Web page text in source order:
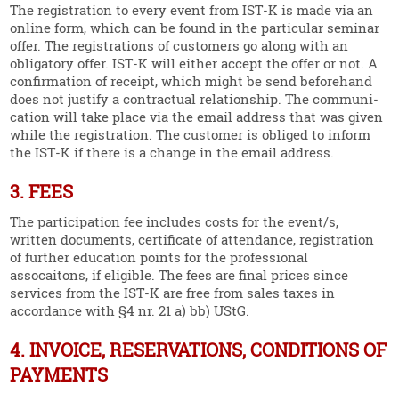
The regis­tration to every event from IST‑K is made via an
online form, which can be found in the parti­cular seminar
offer. The regis­tra­tions of customers go along with an
obligatory offer. IST‑K will either accept the offer or not. A
confir­mation of receipt, which might be send beforehand
does not justify a contractual relati­onship. The commu­ni­
cation will take place via the email address that was given
while the regis­tration. The customer is obliged to inform
the IST‑K if there is a change in the email address.
3. FEES
The parti­ci­pation fee includes costs for the event/s,
written documents, certi­ficate of atten­dance, regis­tration
of further education points for the profes­sional
assocaitons, if eligible. The fees are final prices since
services from the IST‑K are free from sales taxes in
accordance with §4 nr. 21 a) bb) UStG.
4. INVOICE, RESERVATIONS, CONDITIONS OF
PAYMENTS